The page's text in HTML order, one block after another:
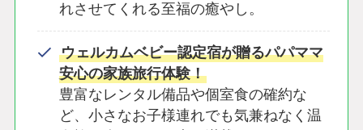
れさせてくれる至福の癒やし。
ウェルカムベビー認定宿が贈るパパママ
安心の家族旅行体験！
豊富なレンタル備品や個室食の確約な
ど、小さなお子様連れでも気兼ねなく温